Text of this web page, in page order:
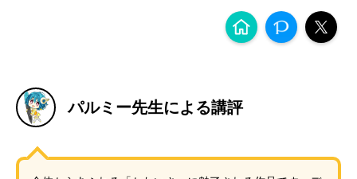
パルミー先生による講評